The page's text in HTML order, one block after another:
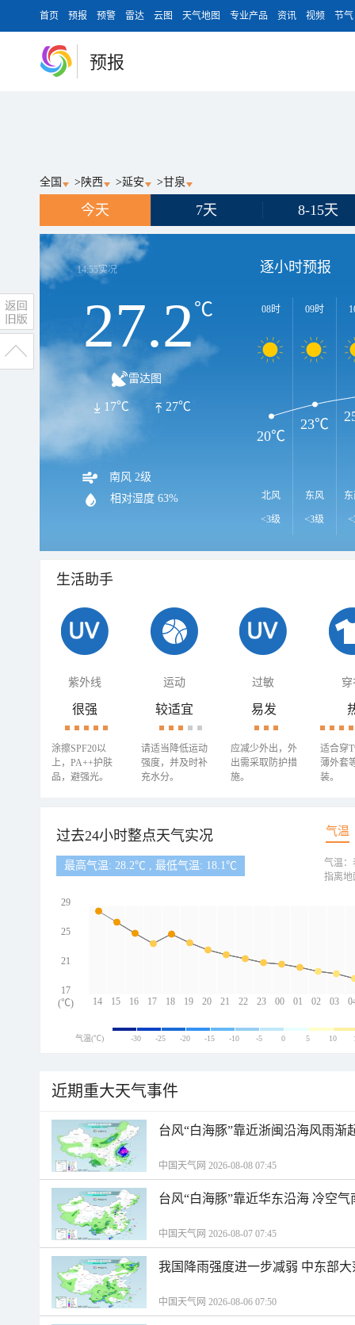
首页 预报 预警 雷达 云图 天气地图 专业产品 资讯 视频 节气
预报
全国 > 陕西 >延安 >甘泉
今天 7天 8-15天
14:55实况
27.2℃
雷达图
27℃
17℃
南风 2级
相对湿度 63%
逐小时预报
08时
北风
<3级
09时
东风
<3级
20℃
23℃
生活助手
紫外线 运动 过敏 穿
很强
涂擦SPF20以
上，PA++护肤
品，避强光。
较适宜
请适当降低运动
强度，并及时补
充水分。
易发
应减少外出，外
出需采取防护措
施。
适合穿
薄外套
装。
过去24小时整点天气实况 气温
最高气温: 28.2℃ , 最低气温: 18.1℃
14 15 16 17 18 19 20 21 22 23 00 01 02 03
29
25
21
17
(℃)
气温：
指离地
气温(℃) -30 -25 -20 -15 -10 -5 0 5 10
近期重大天气事件
台风“白海豚”靠近浙闽沿海风雨渐
中国天气网 2026-08-08 07:45
台风“白海豚”靠近华东沿海 冷空
中国天气网 2026-08-07 07:45
我国降雨强度进一步减弱 中东部
中国天气网 2026-08-06 07:50